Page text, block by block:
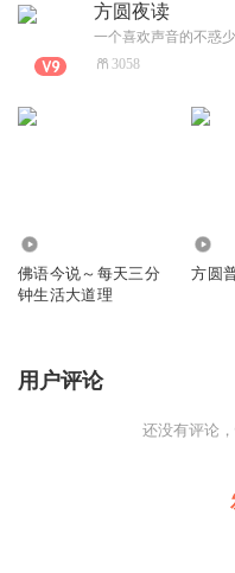
方圆夜读
3058
佛语今说～每天三分
钟生活大道理
方圆
用户评论
还没有评论